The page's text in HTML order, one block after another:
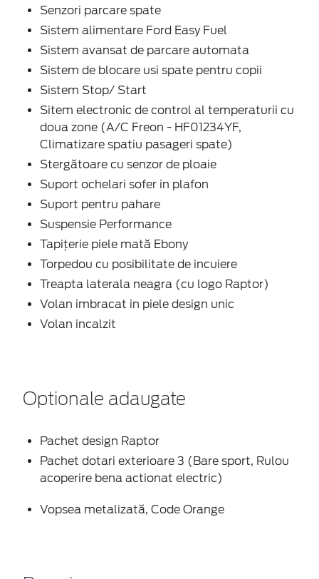
Senzori parcare spate
Sistem alimentare Ford Easy Fuel
Sistem avansat de parcare automata
Sistem de blocare usi spate pentru copii
Sistem Stop/ Start
Sitem electronic de control al temperaturii cu
doua zone (A/C Freon - HF01234YF,
Climatizare spatiu pasageri spate)
Stergătoare cu senzor de ploaie
Suport ochelari sofer in plafon
Suport pentru pahare
Suspensie Performance
Tapițerie piele mată Ebony
Torpedou cu posibilitate de incuiere
Treapta laterala neagra (cu logo Raptor)
Volan imbracat in piele design unic
Volan incalzit
Optionale adaugate
Pachet design Raptor
Pachet dotari exterioare 3 (Bare sport, Rulou
acoperire bena actionat electric)
Vopsea metalizată, Code Orange